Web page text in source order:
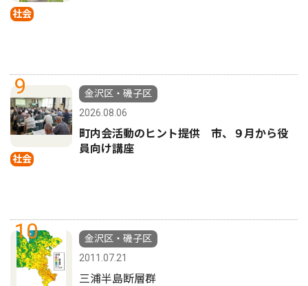
社会
9
社会
金沢区・磯子区
2026.08.06
町内会活動のヒント提供 市、９月から役
員向け講座
10
金沢区・磯子区
2011.07.21
三浦半島断層群